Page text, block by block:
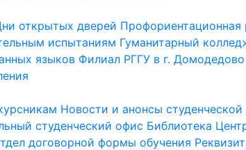
открытых дверей
испытаниям Гуманитарный
языков Филиал РГГУ в г. Домодедово
Новости и анонсы
студенческий офис Библиотека
договорной формы обучения